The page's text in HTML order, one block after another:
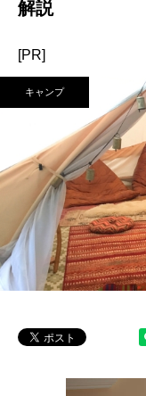
解説
[PR]
キャンプ